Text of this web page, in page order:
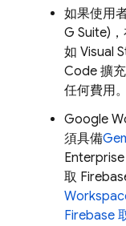
如果使用
G Suite)
如 Visual
Code 擴
任何費用。
Google
須具備
取
Firebase